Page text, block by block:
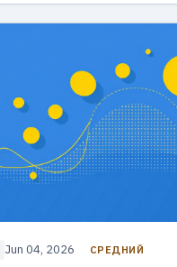
Jun 04, 2026 СРЕДНИЙ